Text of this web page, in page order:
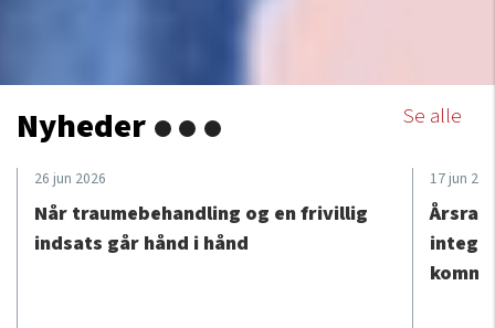
Nyheder Se alle
26 jun 2026
Når traumebehandling og en frivillig
indsats går hånd i hånd
17 jun